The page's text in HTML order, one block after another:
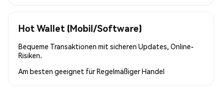
Hot Wallet (Mobil/Software)
Bequeme Transaktionen mit sicheren Updates, Online-
Risiken.
Am besten geeignet fürRegelmäßiger Handel